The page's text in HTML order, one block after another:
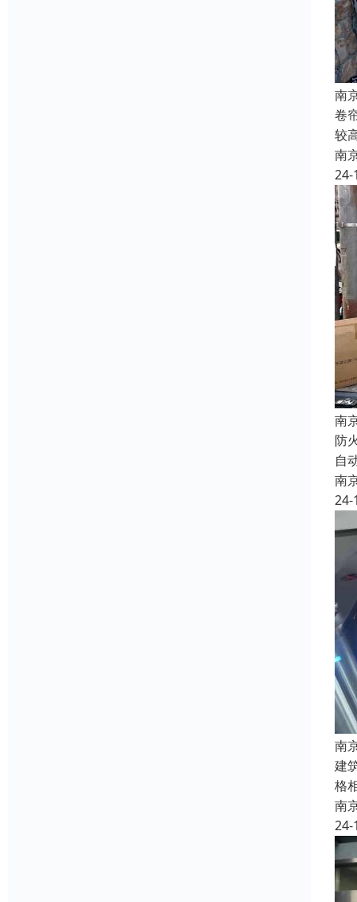
南
卷
较
南
24-
南
防
自
南
24-
南
建
格
南
24-